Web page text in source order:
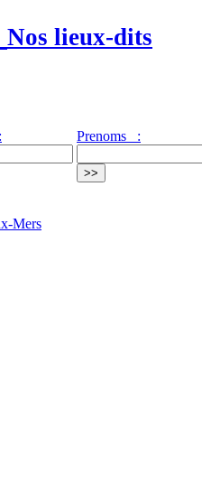
Nos lieux-dits
Prenoms :
Mers